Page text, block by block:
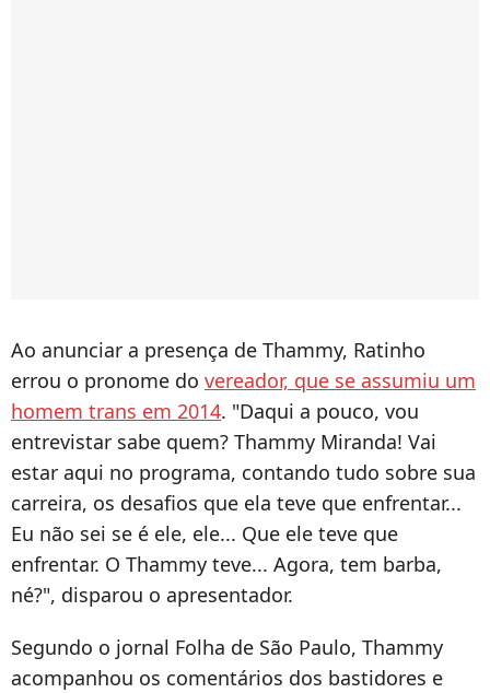
Ao anunciar a presença de Thammy, Ratinho
errou o pronome do vereador, que se assumiu um
homem trans em 2014. "Daqui a pouco, vou
entrevistar sabe quem? Thammy Miranda! Vai
estar aqui no programa, contando tudo sobre sua
carreira, os desafios que ela teve que enfrentar...
Eu não sei se é ele, ele... Que ele teve que
enfrentar. O Thammy teve... Agora, tem barba,
né?", disparou o apresentador.
Segundo o jornal Folha de São Paulo, Thammy
acompanhou os comentários dos bastidores e